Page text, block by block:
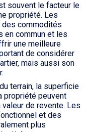
souvent le facteur le
propriété. Les
des commodités
en commun et les
une meilleure
de considérer
mais aussi son
terrain, la superficie
propriété peuvent
de revente. Les
et des
plus